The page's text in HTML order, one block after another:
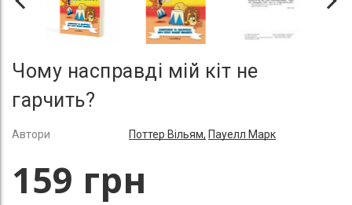
Чому насправді мій кіт не
гарчить?
Автори Поттер Вільям, Пауелл Марк
159 грн